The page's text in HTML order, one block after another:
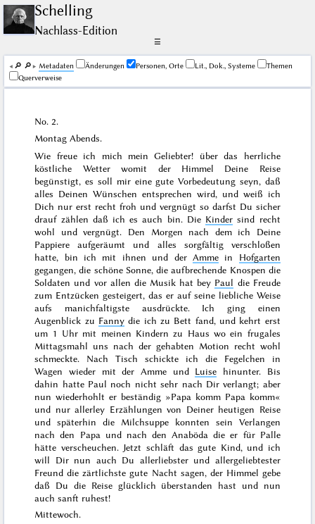
Schelling
Nachlass-Edition
☰
🔎︎ 🔎︎ Me­ta­da­ten Änderungen Personen, Orte Lit., Dok., Systeme
Themen
Querverweise
No. 2.
Montag Abends.
Wie freue ich mich mein Geliebter! über das herrliche
köstliche Wetter womit der Himmel Deine Reise
begünstigt, es soll mir eine gute Vorbedeutung seyn, daß
alles Deinen Wünschen entsprechen wird, und weiß ich
Dich nur erst recht froh und vergnügt so darfst Du sicher
drauf zählen daß ich es auch bin. Die Kinder sind recht
wohl und vergnügt. Den Morgen nach dem ich Deine
Pappiere aufgeräumt und alles sorgfältig verschloßen
hatte, bin ich mit ihnen und der Ammein Hofgarten
gegangen, die schöne Sonne, die aufbrechende Knospen die
Soldaten und vor allen die Musik hat bey Paul die Freude
zum Entzücken gesteigert, das er auf seine liebliche Weise
aufs manichfaltigste ausdrückte. Ich ging einen
Augenblick zu Fannydie ich zu Bett fand, und kehrt erst
um 1 Uhr mit meinen Kindern zu Haus wo ein frugales
Mittagsmahl uns nach der gehabten Motion recht wohl
schmeckte. Nach Tisch schickte ich die Fegelchen in
Wagen wieder mit der Amme und Luise hinunter. Bis
dahin hatte Paul noch nicht sehr nach Dir verlangt; aber
nun wiederhohlt er beständig »Papa komm Papa komm«
und nur allerley Erzählungen von Deiner heutigen Reise
und späterhin die Milchsuppe konnten sein Verlangen
nach den Papa und nach denAnaböda die er für Palle
hätte verscheuchen. Jetzt schläft das gute Kind, und ich
will Dir nun auch Du allerliebster und allergeliebtester
Freund die zärtlichste gute Nacht sagen, der Himmel gebe
daß Du die Reise glücklich überstanden hast und nun
auch sanft ruhest!
Mittewoch.